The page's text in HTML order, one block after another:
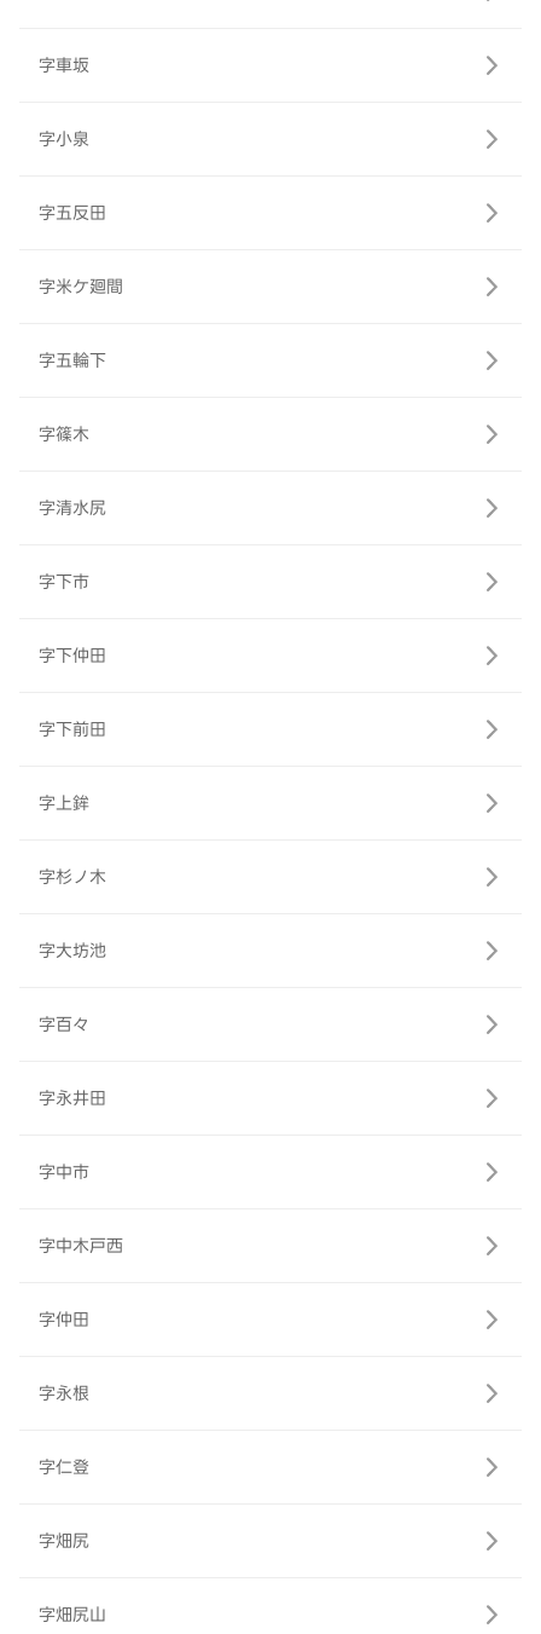
字車坂
字小泉
字五反田
字米ケ廻間
字五輪下
字篠木
字清水尻
字下市
字下仲田
字下前田
字上鉾
字杉ノ木
字大坊池
字百々
字永井田
字中市
字中木戸西
字仲田
字永根
字仁登
字畑尻
字畑尻山